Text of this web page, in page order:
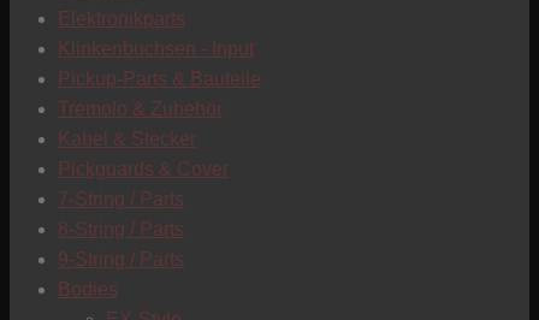
Elektronikparts
Klinkenbuchsen - Input
Pickup-Parts & Bauteile
Tremolo & Zubehör
Kabel & Stecker
Pickguards & Cover
7-String / Parts
8-String / Parts
9-String / Parts
Bodies